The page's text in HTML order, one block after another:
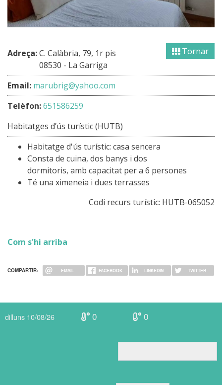
Tornar
Adreça:C. Calàbria, 79, 1r pis
08530 - La Garriga
Email: marubrig@yahoo.com
Telèfon:651586259
Habitatges d’ús turístic (HUTB)
Habitatge d'ús turístic: casa sencera
Consta de cuina, dos banys i dos
dormitoris, amb capacitat per a 6 persones
Té una ximeneia i dues terrasses
Codi recurs turístic: HUTB-065052
Com s'hi arriba
COMPARTIR: EMAIL FACEBOOK LINKEDIN TWITTER
dilluns 10/08/26 0 0